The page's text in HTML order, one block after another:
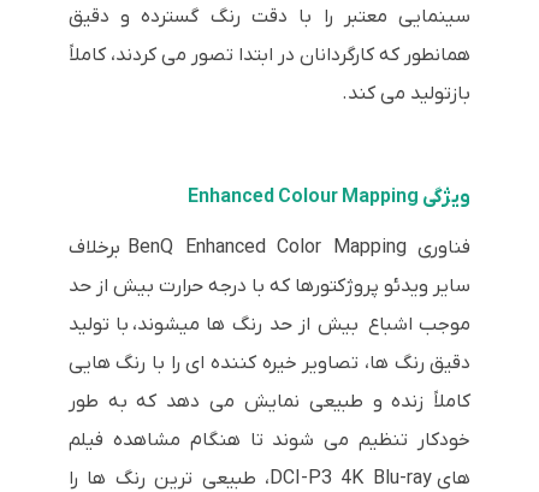
سینمایی معتبر را با دقت رنگ گسترده و دقیق
همانطور که کارگردانان در ابتدا تصور می کردند، کاملاً
بازتولید می کند.
ویژگی Enhanced Colour Mapping
فناوریBenQ Enhanced Color Mapping برخلاف
سایر ویدئو پروژکتورها که با درجه حرارت بیش از حد
موجب اشباع بیش از حد رنگ ها میشوند، با تولید
دقیق رنگ ها، تصاویر خیره کننده ای را با رنگ هایی
کاملاً زنده و طبیعی نمایش می دهد که به طور
خودکار تنظیم می شوند تا هنگام مشاهده فیلم
هایDCI-P3 4K Blu-ray، طبیعی ترین رنگ ها را